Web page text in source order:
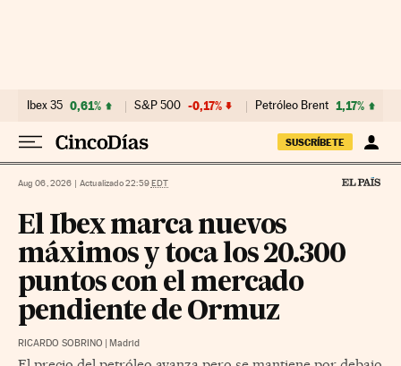
Ibex 35 0,61% S&P 500 -0,17% Petróleo Brent 1,17%
SUSCRÍBETE
Aug 06, 2026 | Actualizado 22:59EDT
El Ibex marca nuevos
máximos y toca los 20.300
puntos con el mercado
pendiente de Ormuz
RICARDO SOBRINO | Madrid